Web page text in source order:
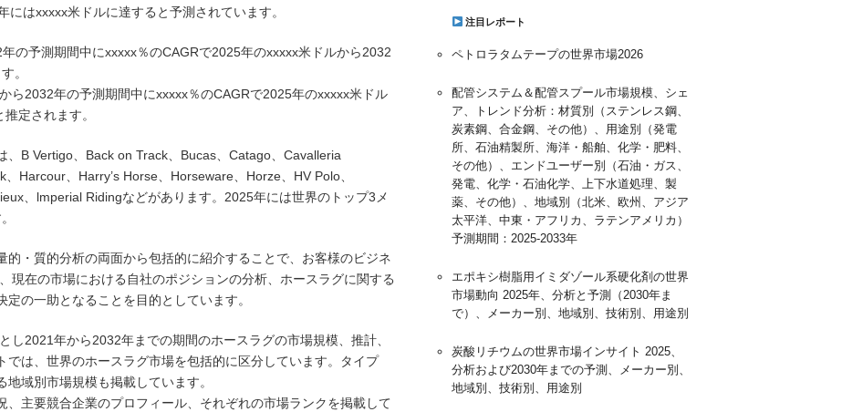
はxxxxx米ドルに達すると予測されています。
の予測期間中にxxxxx％のCAGRで2025年のxxxxx米ドルから2032
。
ら2032年の予測期間中にxxxxx％のCAGRで2025年のxxxxx米ドル
定されます。
、B Vertigo、Back on Track、Bucas、Catago、Cavalleria
Harcour、Harry’s Horse、Horseware、Horze、HV Polo、
、lmperial Ridingなどがあります。2025年には世界のトップ3メ
的・質的分析の両面から包括的に紹介することで、お客様のビジネ
現在の市場における自社のポジションの分析、ホースラグに関する
の一助となることを目的としています。
し2021年から2032年までの期間のホースラグの市場規模、推計、
では、世界のホースラグ市場を包括的に区分しています。タイプ
域別市場規模も掲載しています。
主要競合企業のプロフィール、それぞれの市場ランクを掲載して
注目レポート
ペトロラタムテープの世界市場2026
配管システム＆配管スプール市場規模、シェ
ア、トレンド分析：材質別（ステンレス鋼、
炭素鋼、合金鋼、その他）、用途別（発電
所、石油精製所、海洋・船舶、化学・肥料、
その他）、エンドユーザー別（石油・ガス、
発電、化学・石油化学、上下水道処理、製
薬、その他）、地域別（北米、欧州、アジア
太平洋、中東・アフリカ、ラテンアメリカ）
予測期間：2025-2033年
エポキシ樹脂用イミダゾール系硬化剤の世界
市場動向 2025年、分析と予測（2030年ま
で）、メーカー別、地域別、技術別、用途別
炭酸リチウムの世界市場インサイト 2025、
分析および2030年までの予測、メーカー別、
地域別、技術別、用途別